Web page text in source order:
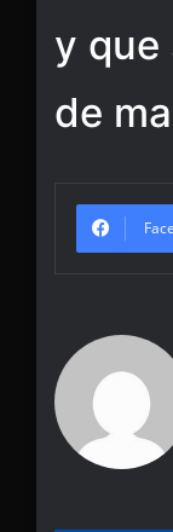
y que
de